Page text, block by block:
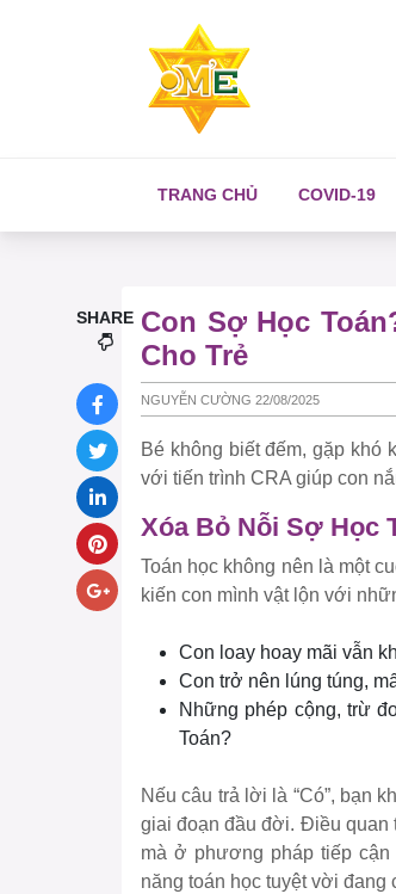
TRANG CHỦ COVID-19
Con Sợ Học
Cho Trẻ
NGUYỄN CƯỜNG 22/08/2025
Bé không biết đếm, gặp khó
với tiến trình CRA giúp con
Xóa Bỏ Nỗi Sợ Học
Toán học không nên là một
kiến con mình vật lộn với
Con loay hoay mãi vẫn
Con trở nên lúng túng,
Những phép cộng, trừ
Toán?
Nếu câu trả lời là “Có”, bạn
giai đoạn đầu đời. Điều quan
mà ở phương pháp tiếp
năng toán học tuyệt vời
SHARE